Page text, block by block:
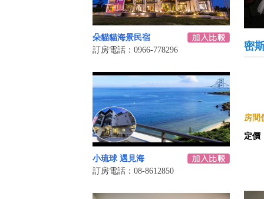
朵貓貓海景民宿
訂房電話：0966-778296
小琉球 遇見海
訂房電話：08-8612850
密
房間
定價